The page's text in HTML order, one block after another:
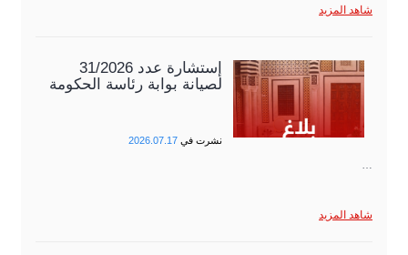
شاهد المزيد
إستشارة عدد 31/2026
لصيانة بوابة رئاسة الحكومة
نشرت في 2026.07.17
…
شاهد المزيد